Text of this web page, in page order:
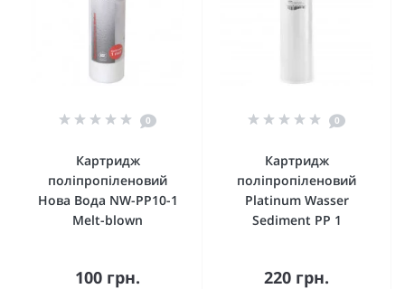
0
Картридж
поліпропіленовий
Нова Вода NW-PP10-1
Melt-blown
100 грн.
0
Картридж
поліпропіленовий
Platinum Wasser
Sediment PP 1
220 грн.